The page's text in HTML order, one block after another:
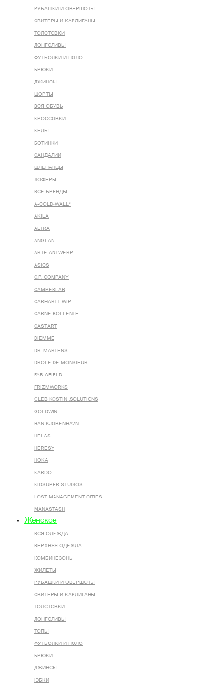
РУБАШКИ И ОВЕРШОТЫ
СВИТЕРЫ И КАРДИГАНЫ
ТОЛСТОВКИ
ЛОНГСЛИВЫ
ФУТБОЛКИ И ПОЛО
БРЮКИ
ДЖИНСЫ
ШОРТЫ
ВСЯ ОБУВЬ
КРОССОВКИ
КЕДЫ
БОТИНКИ
САНДАЛИИ
ШЛЕПАНЦЫ
ЛОФЕРЫ
ВСЕ БРЕНДЫ
A-COLD-WALL*
AKILA
ALTRA
ANGLAN
ARTE ANTWERP
ASICS
C.P. COMPANY
CAMPERLAB
CARHARTT WIP
CARNE BOLLENTE
CASTART
DIEMME
DR. MARTENS
DROLE DE MONSIEUR
FAR AFIELD
FRIZMWORKS
GLEB KOSTIN .SOLUTIONS
GOLDWIN
HAN KJOBENHAVN
HELAS
HERESY
HOKA
KARDO
KIDSUPER STUDIOS
LOST MANAGEMENT CITIES
MANASTASH
Женское
ВСЯ ОДЕЖДА
ВЕРХНЯЯ ОДЕЖДА
КОМБИНЕЗОНЫ
ЖИЛЕТЫ
РУБАШКИ И ОВЕРШОТЫ
СВИТЕРЫ И КАРДИГАНЫ
ТОЛСТОВКИ
ЛОНГСЛИВЫ
ТОПЫ
ФУТБОЛКИ И ПОЛО
БРЮКИ
ДЖИНСЫ
ЮБКИ